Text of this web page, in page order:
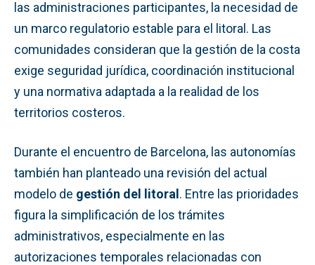
las administraciones participantes, la necesidad de
un marco regulatorio estable para el litoral. Las
comunidades consideran que la gestión de la costa
exige seguridad jurídica, coordinación institucional
y una normativa adaptada a la realidad de los
territorios costeros.
Durante el encuentro de Barcelona, las autonomías
también han planteado una revisión del actual
modelo de gestión del litoral. Entre las prioridades
figura la simplificación de los trámites
administrativos, especialmente en las
autorizaciones temporales relacionadas con